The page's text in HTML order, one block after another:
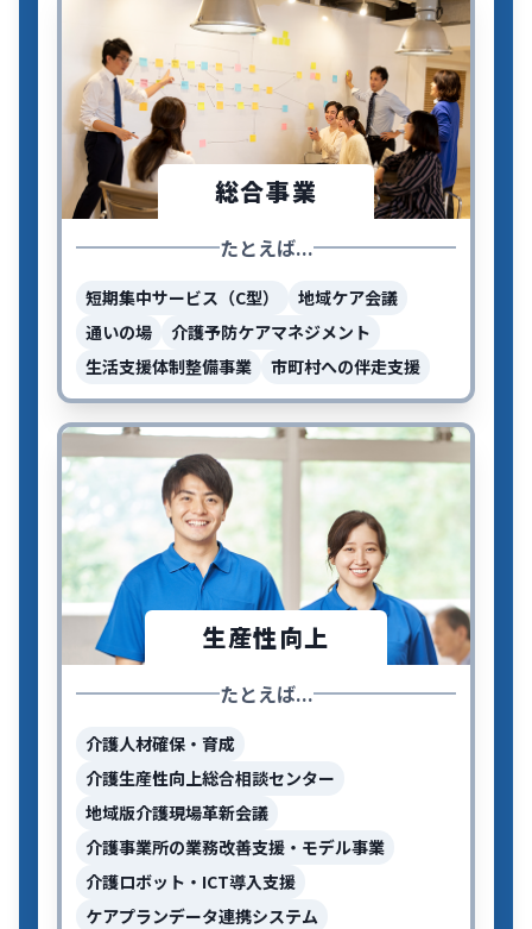
総合事業
たとえば...
短期集中サービス（C型）
地域ケア会議
通いの場
介護予防ケアマネジメント
生活支援体制整備事業
市町村への伴走支援
生産性向上
たとえば...
介護人材確保・育成
介護生産性向上総合相談センター
地域版介護現場革新会議
介護事業所の業務改善支援・モデル事業
介護ロボット・ICT導入支援
ケアプランデータ連携システム